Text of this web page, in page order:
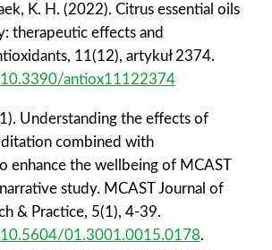
K. H. (2022). Citrus essential oils
therapeutic effects and
11(12), artykuł 2374.
antiox11122374
Understanding the effects of
combined with
enhance the wellbeing of MCAST
narrative study. MCAST Journal of
& Practice, 5(1), 4-39.
01.3001.0015.0178.